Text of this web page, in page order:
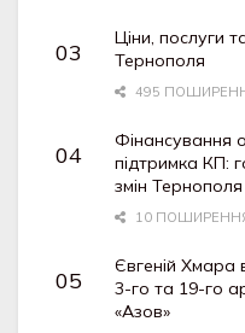
Ціни, послуги
Тернополя
495
Фінансування
підтримка КП:
змін Тернополя
10
Євгеній Хмара
3-го та 19-го
«Азов»